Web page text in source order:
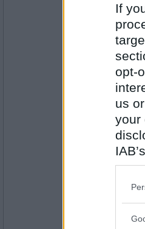
If
opt-
us
your
also
Antal inlägg:
Härejagigen- Ej
Antal inlägg:
1888
travmys